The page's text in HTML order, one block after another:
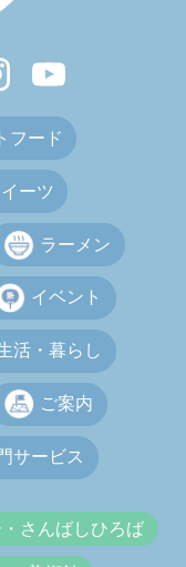
フード
ーツ
ラーメン
イベント
活・暮らし
ご案内
サービス
さんばしひろば